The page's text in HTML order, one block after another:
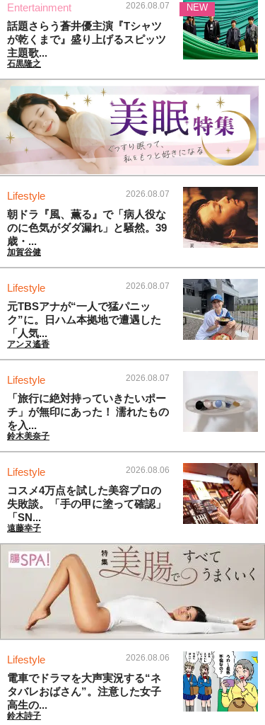
Entertainment 2026.08.07
話題さらう蒼井優主演『Tシャツ
が乾くまで』盛り上げるスピッツ
主題歌...
石黒隆之
NEW
Lifestyle 2026.08.07
朝ドラ『風、薫る』で「病人役な
のに色気がダダ漏れ」と騒然。39
歳・...
加賀谷健
Lifestyle 2026.08.07
元TBSアナが“一人で猛パニッ
ク”に。日ハム本拠地で遭遇した
「人気...
アンヌ遙香
Lifestyle 2026.08.07
「旅行に絶対持っていきたいポー
チ」が無印にあった！ 濡れたもの
を入...
鈴木美奈子
Lifestyle 2026.08.06
コスメ4万点を試した美容プロの
失敗談。「手の甲に塗って確認」
「SN...
遠藤幸子
Lifestyle 2026.08.06
電車でドラマを大声実況する“ネ
タバレおばさん”。注意した女子
高生の...
鈴木詩子